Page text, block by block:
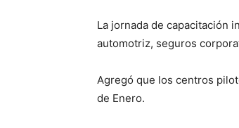
La jornada de capacitación
automotriz, seguros
Agregó que los centros
de Enero.